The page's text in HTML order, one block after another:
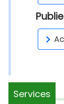
Services